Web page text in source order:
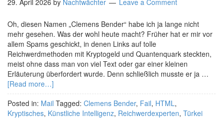
29. April 2026 by Nachtwächter Leave a Comment
Oh, diesen Namen „Clemens Bender“ habe ich ja lange nicht
mehr gesehen. Was der wohl heute macht? Früher hat er mir vor
allem Spams geschickt, in denen Links auf tolle
Reichwerdmethoden mit Kryptogeld und Quantenquark steckten,
meist ohne dass man von viel Text oder gar einer kleinen
Erläuterung überfordert wurde. Denn schließlich musste er ja …
[Read more…]
Posted in: Mail Tagged: Clemens Bender, Fail, HTML,
Kryptisches, Künstliche Intelligenz, Reichwerdexperten, Türkei